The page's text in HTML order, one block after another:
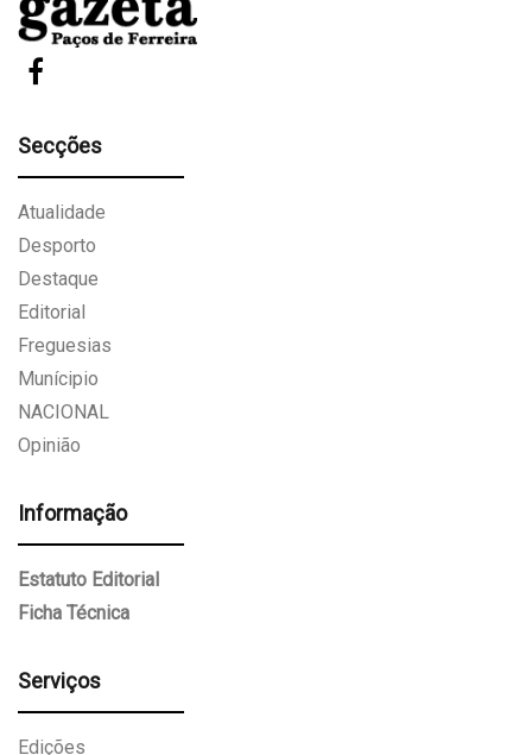
Secções
Atualidade
Desporto
Destaque
Editorial
Freguesias
Munícipio
NACIONAL
Opinião
Informação
Estatuto Editorial
Ficha Técnica
Serviços
Edições